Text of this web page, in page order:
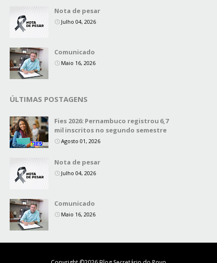
Nota de pesar
Julho 04, 2026
Comunicado
Maio 16, 2026
ÚLTIMAS POSTAGENS
Fies 2026: Pernambuco registrou 6,7
mil inscritos no segundo semestre
Agosto 01, 2026
Nota de pesar
Julho 04, 2026
Comunicado
Maio 16, 2026